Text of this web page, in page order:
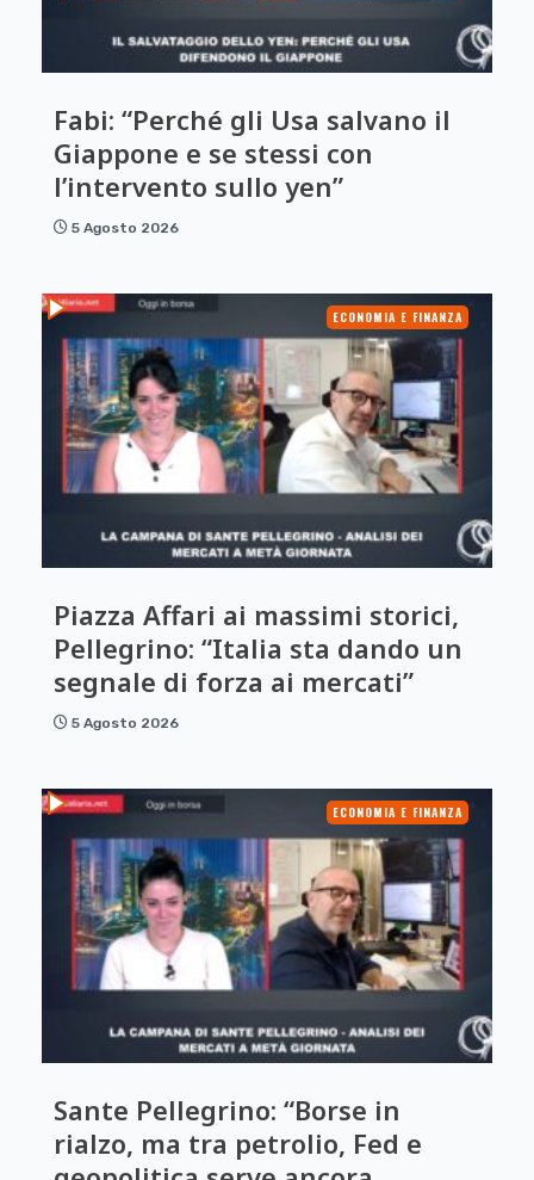
Fabi: “Perché gli Usa salvano il
Giappone e se stessi con
l’intervento sullo yen”
5 Agosto 2026
ECONOMIA E FINANZA
Piazza Affari ai massimi storici,
Pellegrino: “Italia sta dando un
segnale di forza ai mercati”
5 Agosto 2026
ECONOMIA E FINANZA
Sante Pellegrino: “Borse in
rialzo, ma tra petrolio, Fed e